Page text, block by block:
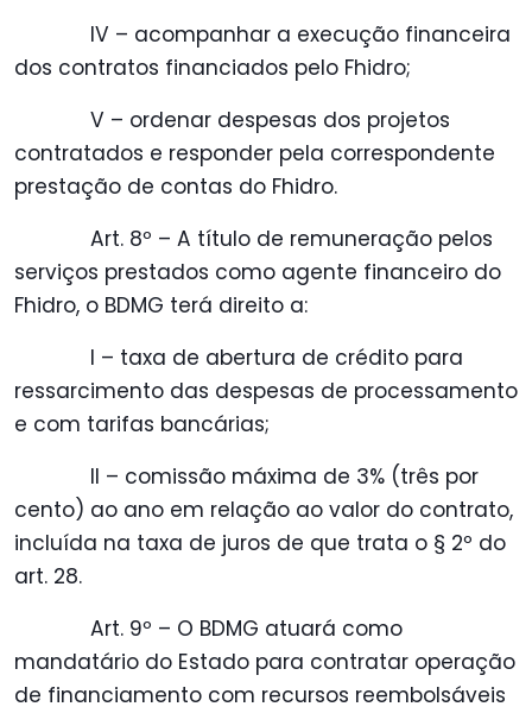
IV – acompanhar a execução financeira
dos contratos financiados pelo Fhidro;
V – ordenar despesas dos projetos
contratados e responder pela correspondente
prestação de contas do Fhidro.
Art. 8º – A título de remuneração pelos
serviços prestados como agente financeiro do
Fhidro, o BDMG terá direito a:
I – taxa de abertura de crédito para
ressarcimento das despesas de processamento
e com tarifas bancárias;
II – comissão máxima de 3% (três por
cento) ao ano em relação ao valor do contrato,
incluída na taxa de juros de que trata o § 2º do
art. 28.
Art. 9º – O BDMG atuará como
mandatário do Estado para contratar operação
de financiamento com recursos reembolsáveis